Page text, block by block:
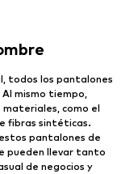
todos los pantalones
mismo tiempo,
como el
fibras sintéticas.
pantalones de
pueden llevar tanto
de negocios y